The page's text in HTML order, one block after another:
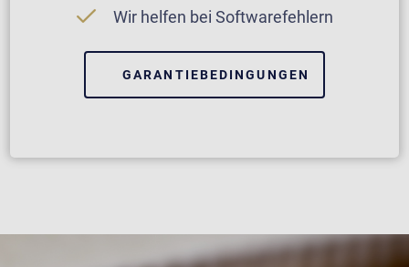
Wir helfen bei Softwarefehlern
GARANTIEBEDINGUNGEN